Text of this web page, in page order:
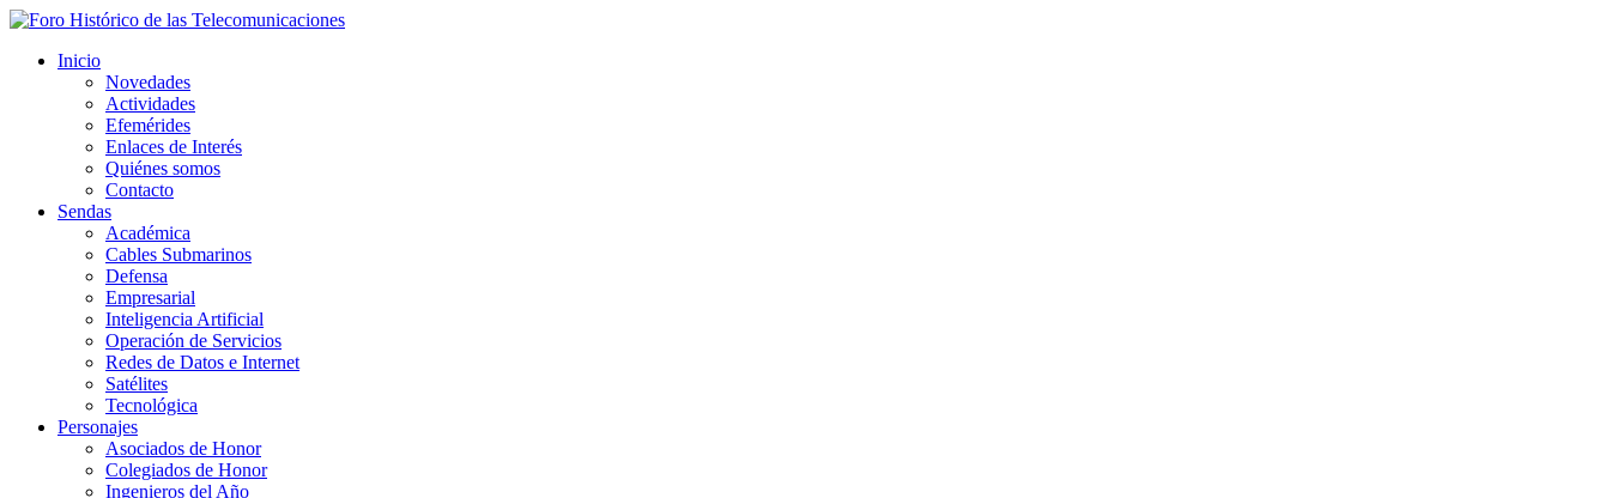
Inicio
Novedades
Actividades
Efemérides
Enlaces de Interés
Quiénes somos
Contacto
Sendas
Académica
Cables Submarinos
Defensa
Empresarial
Inteligencia Artificial
Operación de Servicios
Redes de Datos e Internet
Satélites
Tecnológica
Personajes
Asociados de Honor
Colegiados de Honor
Ingenieros del Año